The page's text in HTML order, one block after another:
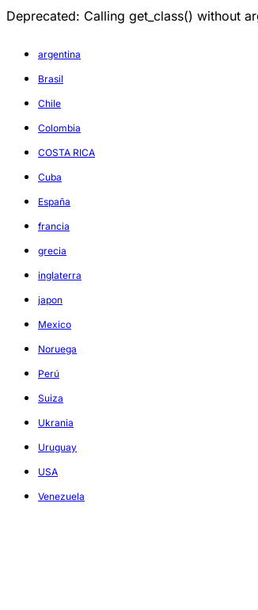
Deprecated: Calling get_class() without
argentina
Brasil
Chile
Colombia
COSTA RICA
Cuba
España
francia
grecia
inglaterra
japon
Mexico
Noruega
Perú
Suiza
Ukrania
Uruguay
USA
Venezuela